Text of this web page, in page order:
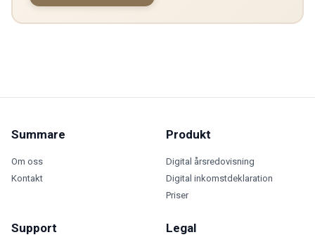
Summare
Om oss
Kontakt
Produkt
Digital årsredovisning
Digital inkomstdeklaration
Priser
Support Legal